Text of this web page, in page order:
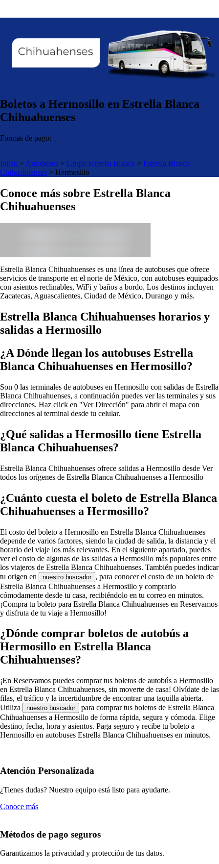
Boletos a Hermosillo en Estrella Blanca
Chihuahuenses
Formas de pago:
Inicio > Autobuses > Grupo Estrella Blanca > Estrella Blanca
Chihuahuenses > Hermosillo
Conoce más sobre Estrella Blanca
Chihuahuenses
Estrella Blanca Chihuahuenses es una línea de autobuses que ofrece
servicios de transporte en el norte de México, con autobuses equipados
con asientos reclinables, WiFi y baños a bordo. Los destinos incluyen
Zacatecas, Aguascalientes, Ciudad de México, Durango y más.
Estrella Blanca Chihuahuenses horarios y
salidas a Hermosillo
¿A Dónde llegan los autobuses Estrella
Blanca Chihuahuenses en Hermosillo?
Son 0 las terminales de autobuses en Hermosillo con salidas de Estrella
Blanca Chihuahuenses, a continuación puedes ver las terminales y sus
direcciones. Haz click en "Ver Dirección" para abrir el mapa con
direcciones al terminal desde tu celular.
¿Qué salidas a Hermosillo tiene Estrella
Blanca Chihuahuenses?
Estrella Blanca Chihuahuenses ofrece salidas a Hermosillo desde Ver
todos los orígenes de Estrella Blanca Chihuahuenses a Hermosillo
¿Cuánto cuesta el boleto de Estrella Blanca
Chihuahuenses a Hermosillo?
El costo del boleto a Hermosillo en Estrella Blanca Chihuahuenses
depende de varios factores, siendo la ciudad de salida, la distancia y el
horario del viaje los más relevantes. En el siguiente apartado, puedes
ver el costo de algunas de las salidas a Hermosillo más populares entre
los viajeros de Estrella Blanca Chihuahuenses. También puedes indicar
tu origen en
nuestro buscador , para conocer el costo de un boleto de
Estrella Blanca Chihuahuenses a Hermosillo y comprarlo
cómodamente desde tu casa, recibiéndolo en tu correo en minutos.
¡Compra tu boleto para Estrella Blanca Chihuahuenses en Reservamos
y disfruta de tu viaje a Hermosillo!
¿Dónde comprar boletos de autobús a
Hermosillo en Estrella Blanca
Chihuahuenses?
¡En Reservamos puedes comprar tus boletos de autobús a Hermosillo
en Estrella Blanca Chihuahuenses, sin moverte de casa! Olvídate de las
filas, el tráfico y la incertidumbre de encontrar una taquilla abierta.
Utiliza
nuestro buscador
para comprar tus boletos de Estrella Blanca
Chihuahuenses a Hermosillo de forma rápida, segura y cómoda. Elige
destino, fecha, hora y asientos. Paga seguro y recibe tu boleto a
Hermosillo en autobuses Estrella Blanca Chihuahuenses en minutos.
Atención Personalizada
¿Tienes dudas? Nuestro equipo está listo para ayudarte.
Conoce más
Métodos de pago seguros
Garantizamos la privacidad y protección de tus datos.